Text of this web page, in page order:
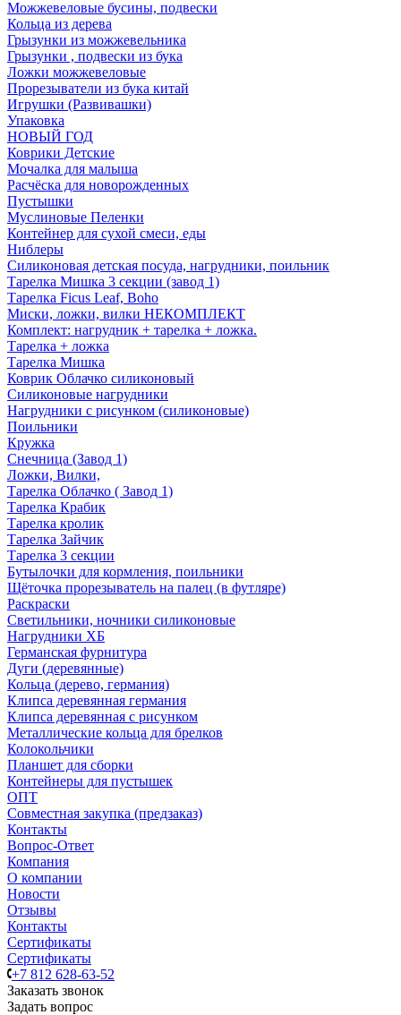
Можжевеловые бусины, подвески
Кольца из дерева
Грызунки из можжевельника
Грызунки , подвески из бука
Ложки можжевеловые
Прорезыватели из бука китай
Игрушки (Развивашки)
Упаковка
НОВЫЙ ГОД
Коврики Детские
Мочалка для малыша
Расчёска для новорожденных
Пустышки
Муслиновые Пеленки
Контейнер для сухой смеси, еды
Ниблеры
Силиконовая детская посуда, нагрудники, поильник
Тарелка Мишка 3 секции (завод 1)
Тарелка Ficus Leaf, Boho
Миски, ложки, вилки НЕКОМПЛЕКТ
Комплект: нагрудник + тарелка + ложка.
Тарелка + ложка
Тарелка Мишка
Коврик Облачко силиконовый
Силиконовые нагрудники
Нагрудники с рисунком (силиконовые)
Поильники
Кружка
Снечница (Завод 1)
Ложки, Вилки,
Тарелка Облачко ( Завод 1)
Тарелка Крабик
Тарелка кролик
Тарелка Зайчик
Тарелка 3 секции
Бутылочки для кормления, поильники
Щёточка прорезыватель на палец (в футляре)
Раскраски
Светильники, ночники силиконовые
Нагрудники ХБ
Германская фурнитура
Дуги (деревянные)
Кольца (дерево, германия)
Клипса деревянная германия
Клипса деревянная с рисунком
Металлические кольца для брелков
Колокольчики
Планшет для сборки
Контейнеры для пустышек
ОПТ
Совместная закупка (предзаказ)
Контакты
Вопрос-Ответ
Компания
О компании
Новости
Отзывы
Контакты
Сертификаты
Сертификаты
+7 812 628-63-52
Заказать звонок
Задать вопрос